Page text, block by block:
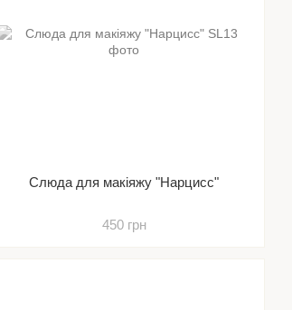
Слюда для макіяжу "Нарцисс"
450 грн